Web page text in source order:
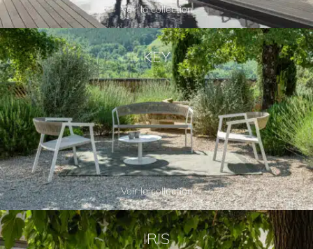
Voir la collection
KEY
Voir la collection
IRIS